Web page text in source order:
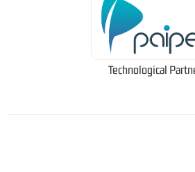
Technological